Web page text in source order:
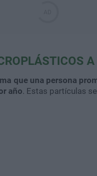
A
que una persona
año. Estas partículas